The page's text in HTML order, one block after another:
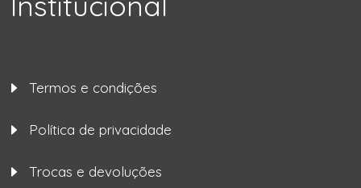
Termos e condições
Política de privacidade
Trocas e devoluções